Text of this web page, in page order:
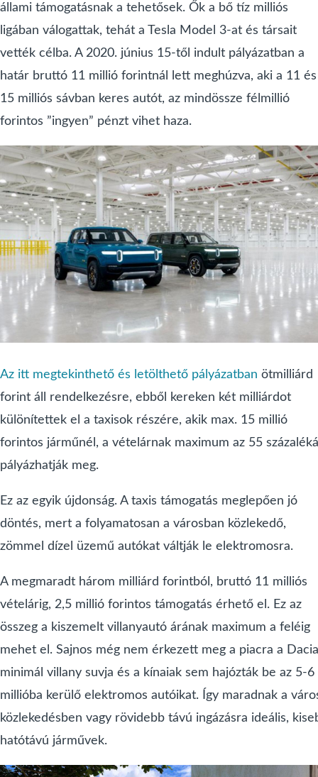
állami támogatásnak a tehetősek. Ők a bő tíz milliós
ligában válogattak, tehát a Tesla Model 3-at és társait
vették célba. A 2020. június 15-től indult pályázatban a
határ bruttó 11 millió forintnál lett meghúzva, aki a 11 és
15 milliós sávban keres autót, az mindössze félmillió
forintos ”ingyen” pénzt vihet haza.
Az itt megtekinthető és letölthető pályázatban ötmilliárd
forint áll rendelkezésre, ebből kereken két milliárdot
különítettek el a taxisok részére, akik max. 15 millió
forintos járműnél, a vételárnak maximum az 55
pályázhatják meg.
Ez az egyik újdonság. A taxis támogatás meglepően jó
döntés, mert a folyamatosan a városban közlekedő,
zömmel dízel üzemű autókat váltják le elektromosra.
A megmaradt három milliárd forintból, bruttó 11 milliós
vételárig, 2,5 millió forintos támogatás érhető el. Ez az
összeg a kiszemelt villanyautó árának maximum a feléig
mehet el. Sajnos még nem érkezett meg a piacra a Dacia
minimál villany suvja és a kínaiak sem hajózták be az 5-6
millióba kerülő elektromos autóikat. Így maradnak a
közlekedésben vagy rövidebb távú ingázásra ideális,
hatótávú járművek.